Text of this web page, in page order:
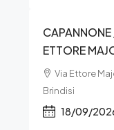
ETTORE
Via Ettore
Brindisi
18/09/